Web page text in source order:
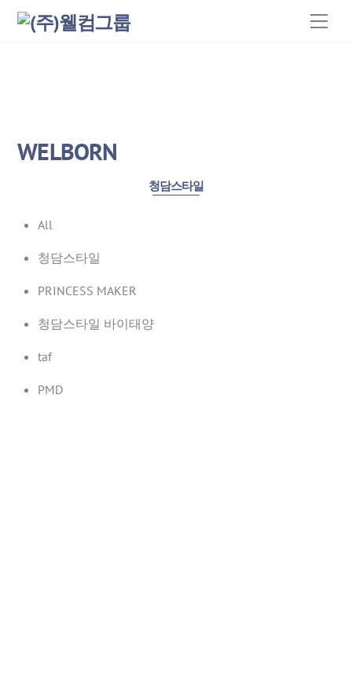
Skip
WELBORN
청담스타일
All
청담스타일
PRINCESS MAKER
청담스타일 바이태양
taf
PMD